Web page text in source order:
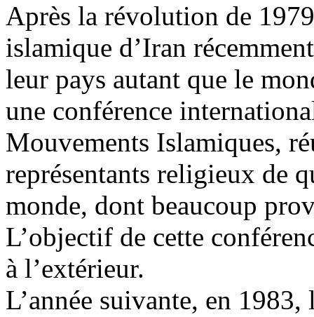
Après la révolution de
islamique d’Iran
leur pays autant que le
une conférence
Mouvements Islamiques,
représentants religieux de
monde, dont beaucoup
L’objectif de cette
à l’extérieur.
L’année suivante, en